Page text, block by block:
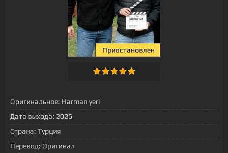
Приостановлен
Оригинальное: Harman yeri
Дата выхода: 2026
Страна: Турция
Перевод: Оригинал